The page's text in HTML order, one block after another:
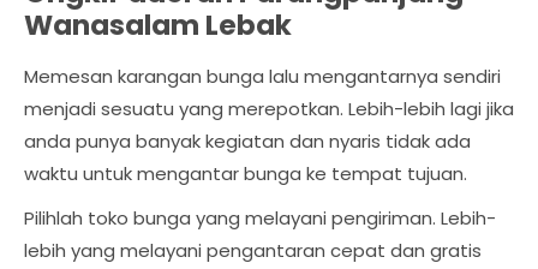
Wanasalam Lebak
Memesan karangan bunga lalu mengantarnya sendiri
menjadi sesuatu yang merepotkan. Lebih-lebih lagi jika
anda punya banyak kegiatan dan nyaris tidak ada
waktu untuk mengantar bunga ke tempat tujuan.
Pilihlah toko bunga yang melayani pengiriman. Lebih-
lebih yang melayani pengantaran cepat dan gratis